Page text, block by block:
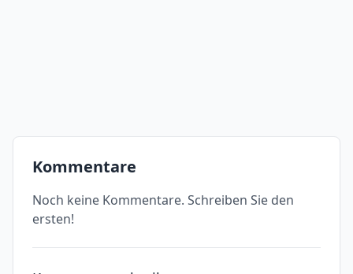
Kommentare
Noch keine Kommentare. Schreiben Sie den
ersten!